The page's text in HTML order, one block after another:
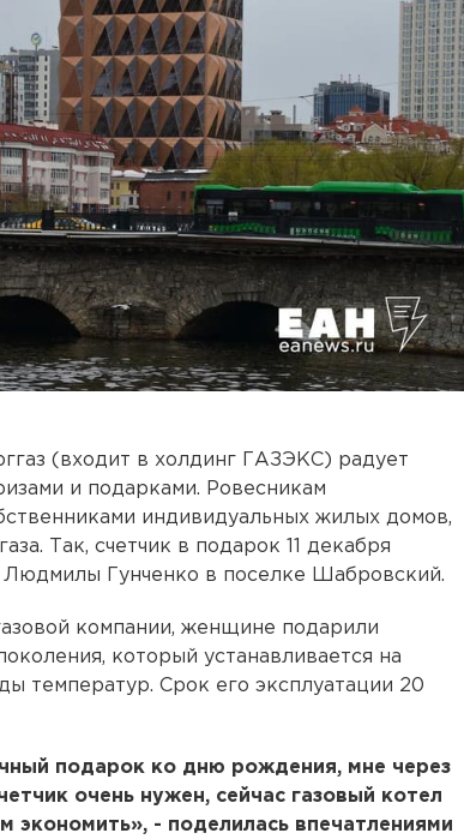
(входит в холдинг ГАЗЭКС) радует
и подарками. Ровесникам
индивидуальных жилых домов,
Так, счетчик в подарок 11 декабря
Людмилы Гунченко в поселке Шабровский.
компании, женщине подарили
который устанавливается на
температур. Срок его эксплуатации 20
подарок ко дню рождения, мне через
очень нужен, сейчас газовый котел
экономить», - поделилась впечатлениями